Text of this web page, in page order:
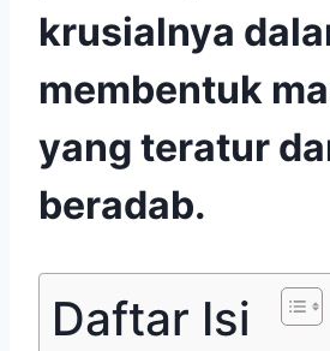
krusialnya
membentuk
yang teratur
beradab.
Daftar Isi